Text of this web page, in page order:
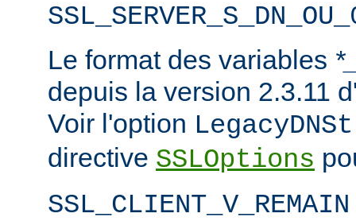
Le format des variables
depuis la version 2.3.11
Voir l'option
directive SSLOptions
SSL_CLIENT_V_REMAIN